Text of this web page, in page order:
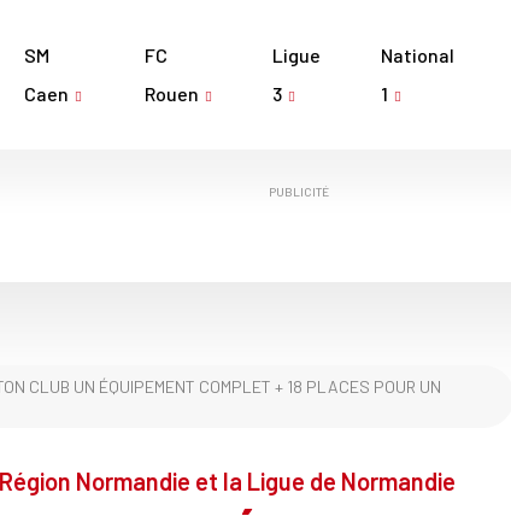
SM
Caen
FC
Rouen
Ligue
3
National
1
PUBLICITÉ
CLUB UN ÉQUIPEMENT COMPLET + 18 PLACES POUR UN
Normandie et la Ligue de Normandie